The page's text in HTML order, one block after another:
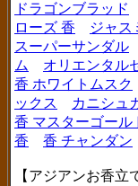
ドラゴンブラッド
ローズ 香
ジャス
スーパーサンダル
ム
オリエンタル
香 ホワイトムスク
ックス
カニシュ
香 マスターゴール
香
香 チャンダン
【アジアンお香立